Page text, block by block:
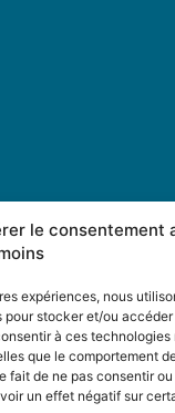
le consentement
expériences, nous
pour stocker et/ou
à ces technologies
que le comportement
fait de ne pas consentir
un effet négatif sur